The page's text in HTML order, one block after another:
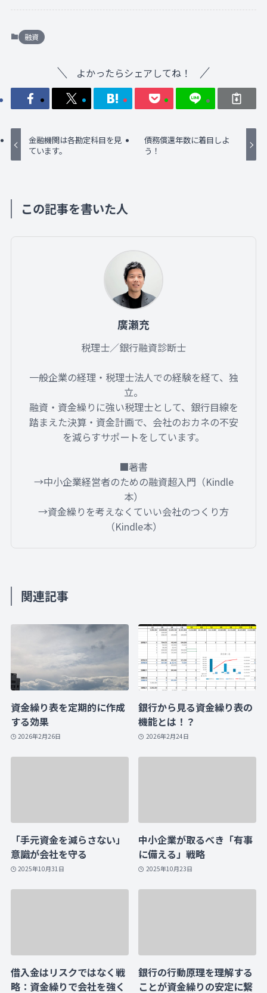
融資
よかったらシェアしてね！
金融機関は各勘定科目を見
ています。
債務償還年数に着目しよ
う！
この記事を書いた人
廣瀬充
税理士／銀行融資診断士
一般企業の経理・税理士法人での経験を経て、独
立。
融資・資金繰りに強い税理士として、銀行目線を
踏まえた決算・資金計画で、会社のおカネの不安
を減らすサポートをしています。
■著書
→中小企業経営者のための融資超入門（Kindle
本）
→資金繰りを考えなくていい会社のつくり方
（Kindle本）
関連記事
資金繰り表を定期的に作成
する効果
2026年2月26日
銀行から見る資金繰り表の
機能とは！？
2026年2月24日
「手元資金を減らさない」
意識が会社を守る
2025年10月31日
中小企業が取るべき「有事
に備える」戦略
2025年10月23日
借入金はリスクではなく戦
略：資金繰りで会社を強く
銀行の行動原理を理解する
ことが資金繰りの安定に繋